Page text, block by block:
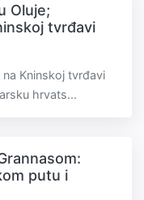
Oluje;
tvrđavi
Kninskoj tvrđavi
hrvats...
putu i